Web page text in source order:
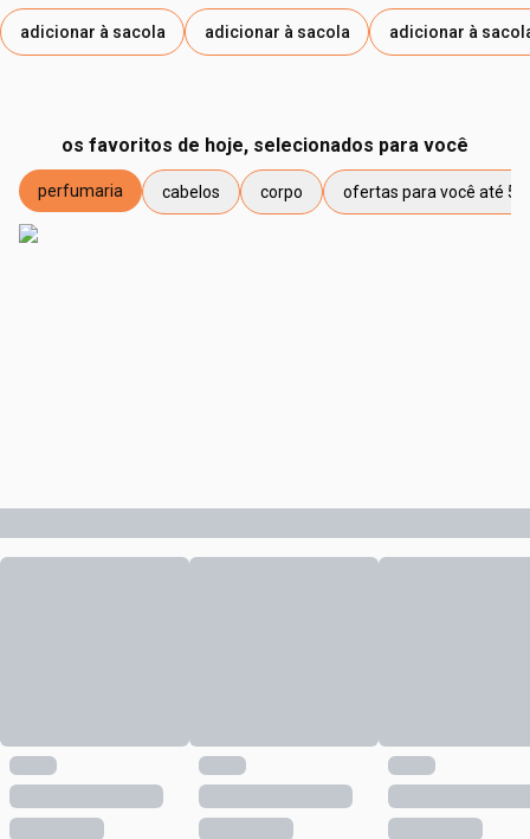
adicionar à sacola adicionar à sacola adicionar à
os favoritos de hoje, selecionados para você
etiqueta perfumaria
perfumaria
etiqueta cabelos
cabelos
etiqueta corpo
corpo
etiqueta ofertas para
ofertas para você até